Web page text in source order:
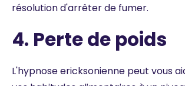
résolution d'arrêter de fumer.
4. Perte de poids
L'hypnose ericksonienne peut vous